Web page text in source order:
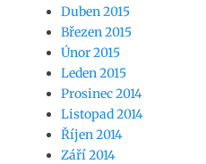
Duben 2015
Březen 2015
Únor 2015
Leden 2015
Prosinec 2014
Listopad 2014
Říjen 2014
Září 2014